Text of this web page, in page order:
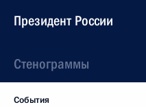
Президент России
Стенограммы
События